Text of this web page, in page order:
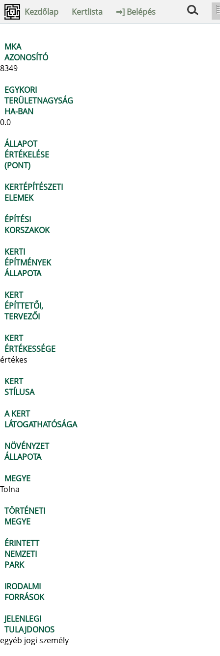
Kezdőlap Kertlista ⇒] Belépés
MKA
AZONOSÍTÓ
8349
EGYKORI
TERÜLETNAGYSÁG
HA-BAN
0.0
ÁLLAPOT
ÉRTÉKELÉSE
(PONT)
KERTÉPÍTÉSZETI
ELEMEK
ÉPÍTÉSI
KORSZAKOK
KERTI
ÉPÍTMÉNYEK
ÁLLAPOTA
KERT
ÉPÍTTETŐI,
TERVEZŐI
KERT
ÉRTÉKESSÉGE
értékes
KERT
STÍLUSA
A KERT
LÁTOGATHATÓSÁGA
NÖVÉNYZET
ÁLLAPOTA
MEGYE
Tolna
TÖRTÉNETI
MEGYE
ÉRINTETT
NEMZETI
PARK
IRODALMI
FORRÁSOK
JELENLEGI
TULAJDONOS
egyéb jogi személy